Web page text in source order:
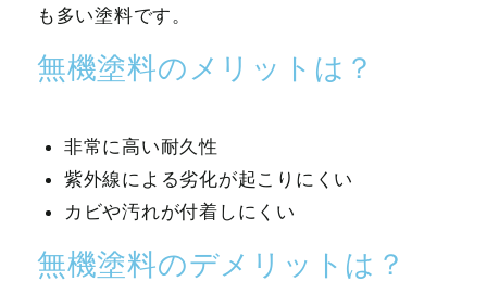
も多い塗料です。
無機塗料のメリットは？
非常に高い耐久性
紫外線による劣化が起こりにくい
カビや汚れが付着しにくい
無機塗料のデメリットは？